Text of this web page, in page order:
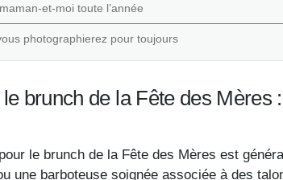
et-moi toute l’année
photographierez pour toujours
brunch de la Fête des
le brunch de la Fête des Mères est
une barboteuse soignée associée à des